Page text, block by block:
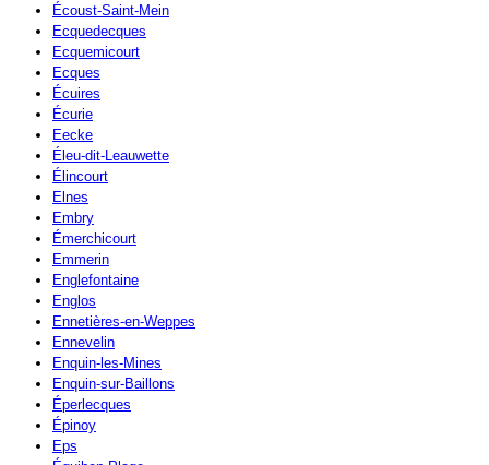
Écoust-Saint-Mein
Ecquedecques
Ecquemicourt
Ecques
Écuires
Écurie
Eecke
Éleu-dit-Leauwette
Élincourt
Elnes
Embry
Émerchicourt
Emmerin
Englefontaine
Englos
Ennetières-en-Weppes
Ennevelin
Enquin-les-Mines
Enquin-sur-Baillons
Éperlecques
Épinoy
Eps